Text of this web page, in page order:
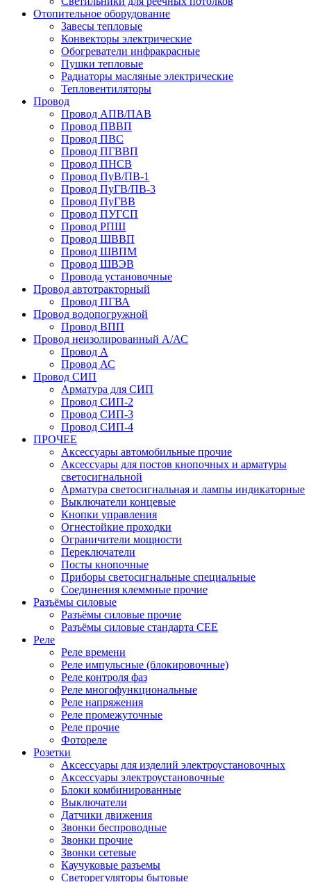
Отопительное оборудование
Завесы тепловые
Конвекторы электрические
Обогреватели инфракрасные
Пушки тепловые
Радиаторы масляные электрические
Тепловентиляторы
Провод
Провод АПВ/ПАВ
Провод ПВВП
Провод ПВС
Провод ПГВВП
Провод ПНСВ
Провод ПуВ/ПВ-1
Провод ПуГВ/ПВ-3
Провод ПуГВВ
Провод ПУГСП
Провод РПШ
Провод ШВВП
Провод ШВПМ
Провод ШВЭВ
Провода установочные
Провод автотракторный
Провод ПГВА
Провод водопогружной
Провод ВПП
Провод неизолированный А/АС
Провод А
Провод АС
Провод СИП
Арматура для СИП
Провод СИП-2
Провод СИП-3
Провод СИП-4
ПРОЧЕЕ
Аксессуары автомобильные прочие
Аксессуары для постов кнопочных и арматуры
светосигнальной
Арматура светосигнальная и лампы индикаторные
Выключатели концевые
Кнопки управления
Огнестойкие проходки
Ограничители мощности
Переключатели
Посты кнопочные
Приборы светосигнальные специальные
Соединения клеммные прочие
Разъёмы силовые
Разъёмы силовые прочие
Разъёмы силовые стандарта CEE
Реле
Реле времени
Реле импульсные (блокировочные)
Реле контроля фаз
Реле многофункциональные
Реле напряжения
Реле промежуточные
Реле прочие
Фотореле
Розетки
Аксессуары для изделий электроустановочных
Аксессуары электроустановочные
Блоки комбинированные
Выключатели
Датчики движения
Звонки беспроводные
Звонки прочие
Звонки сетевые
Каучуковые разъемы
Светорегуляторы бытовые